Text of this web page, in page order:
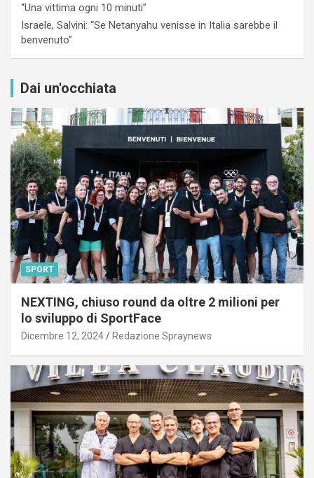
“Una vittima ogni 10 minuti”
Israele, Salvini: “Se Netanyahu venisse in Italia sarebbe il
benvenuto”
Dai un'occhiata
SPORT
NEXTING, chiuso round da oltre 2 milioni per
lo sviluppo di SportFace
Dicembre 12, 2024 Redazione Spraynews